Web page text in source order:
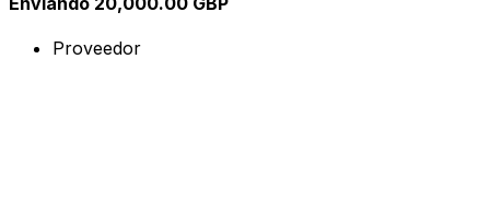
Proveedor